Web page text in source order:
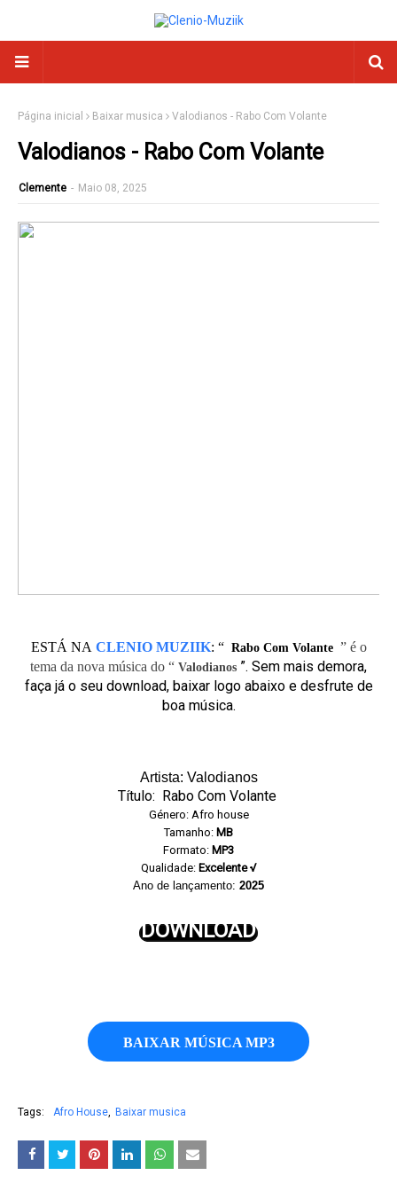
Página inicial Baixar musica Valodianos - Rabo Com Volante
Valodianos - Rabo Com Volante
Clemente - Maio 08, 2025
ESTÁ NA CLENIO MUZIIK: “ Rabo Com Volante ” é o
tema da nova música do “ Valodianos ”. Sem mais demora,
faça já o seu download, baixar logo abaixo e desfrute de
boa música.
Artista: Valodianos
Título: Rabo Com Volante
Género: Afro house
Tamanho: MB
Formato: MP3
Qualidade: Excelente √
Ano de lançamento: 2025
DOWNLOAD
BAIXAR MÚSICA MP3
Tags: Afro House Baixar musica